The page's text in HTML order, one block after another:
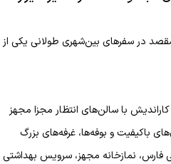
مقصد در سفرهای بین‌شهری طولانی یکی از
کاراندیش با سالن‌های انتظار مجزا مجهز
باکیفیت و بوفه‌ها، غرفه‌های بزرگ
نمازخانه مجهز، سرویس بهداشتی